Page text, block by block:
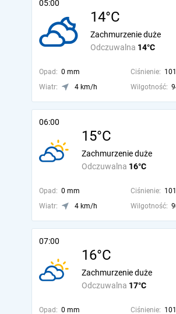
05:00
14°C
Odczuwalna 14°C
Zachmurzenie duże
Opad: 0 mm Ciśnienie:
Wiatr:
4 km/h Wilgotność:
06:00
15°C
Odczuwalna 16°C
Zachmurzenie duże
Opad: 0 mm Ciśnienie:
Wiatr:
4 km/h Wilgotność:
07:00
16°C
Odczuwalna 17°C
Zachmurzenie duże
Opad: 0 mm Ciśnienie: